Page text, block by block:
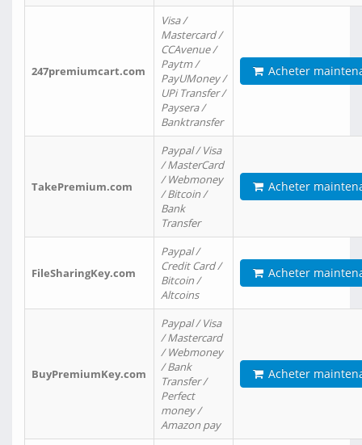
247premiumcart.com
Visa /
Mastercard /
CCAvenue /
Paytm /
PayUMoney /
UPi Transfer /
Paysera /
Banktransfer
Acheter
TakePremium.com
Paypal / Visa
/ MasterCard
/ Webmoney
/ Bitcoin /
Bank
Transfer
Acheter
FileSharingKey.com
Paypal /
Credit Card /
Bitcoin /
Altcoins
Acheter
BuyPremiumKey.com
Paypal / Visa
/ Mastercard
/ Webmoney
/ Bank
Transfer /
Perfect
money /
Amazon pay
Acheter